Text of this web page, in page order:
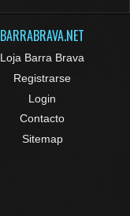
BARRABRAVA.NET
Loja Barra Brava
Registrarse
Login
Contacto
Sitemap